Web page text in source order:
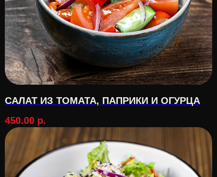
САЛАТ ИЗ ТОМАТА, ПАПРИКИ И ОГУРЦА
450.00 р.